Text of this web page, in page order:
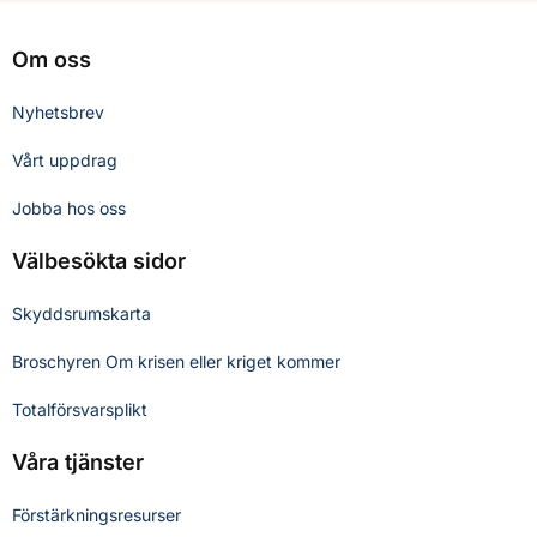
Om oss
Nyhetsbrev
Vårt uppdrag
Jobba hos oss
Välbesökta sidor
Skyddsrumskarta
Broschyren Om krisen eller kriget kommer
Totalförsvarsplikt
Våra tjänster
Förstärkningsresurser